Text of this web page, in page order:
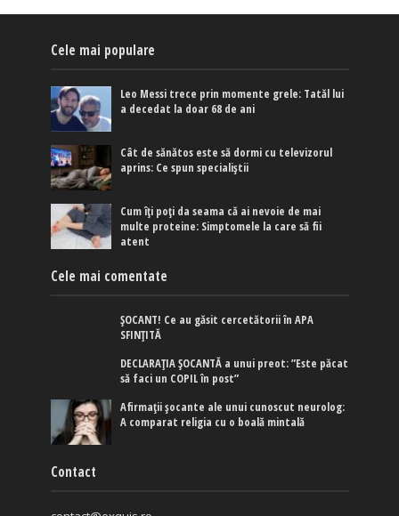
Cele mai populare
Leo Messi trece prin momente grele: Tatăl lui
a decedat la doar 68 de ani
Cât de sănătos este să dormi cu televizorul
aprins: Ce spun specialiștii
Cum îți poți da seama că ai nevoie de mai
multe proteine: Simptomele la care să fii
atent
Cele mai comentate
ȘOCANT! Ce au găsit cercetătorii în APA
SFINȚITĂ
DECLARAȚIA ȘOCANTĂ a unui preot: ”Este păcat
să faci un COPIL în post”
Afirmaţii şocante ale unui cunoscut neurolog:
A comparat religia cu o boală mintală
Contact